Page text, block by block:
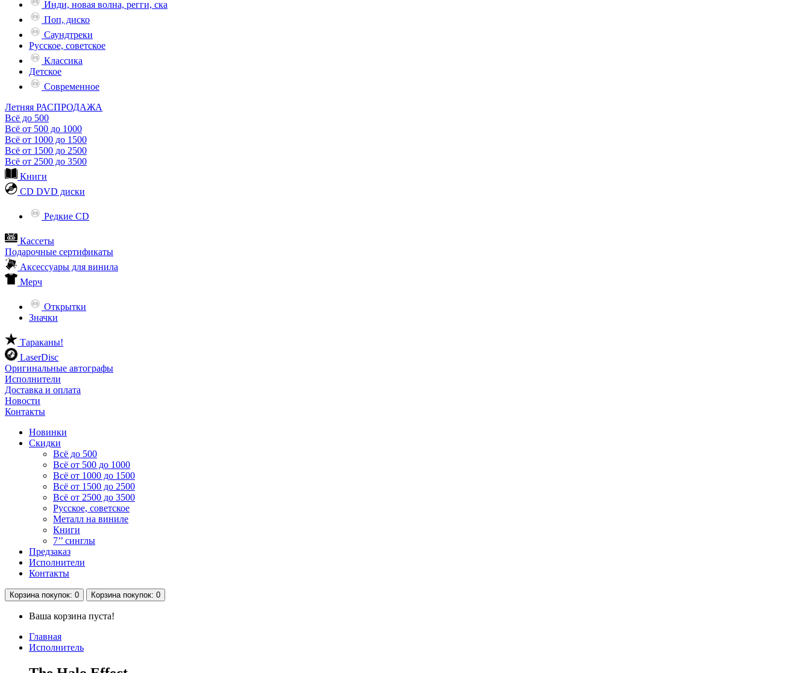
Инди, новая волна, регги, ска
Поп, диско
Саундтреки
Русское, советское
Классика
Детское
Современное
Летняя РАСПРОДАЖА
Всё до 500
Всё от 500 до 1000
Всё от 1000 до 1500
Всё от 1500 до 2500
Всё от 2500 до 3500
Книги
CD DVD диски
Редкие CD
Кассеты
Подарочные сертификаты
Аксессуары для винила
Мерч
Открытки
Значки
Тараканы!
LaserDisc
Оригинальные автографы
Исполнители
Доставка и оплата
Новости
Контакты
Новинки
Скидки
Всё до 500
Всё от 500 до 1000
Всё от 1000 до 1500
Всё от 1500 до 2500
Всё от 2500 до 3500
Русское, советское
Металл на виниле
Книги
7’’ синглы
Предзаказ
Исполнители
Контакты
Корзина покупок: 0 Корзина покупок: 0
Ваша корзина пуста!
Главная
Исполнитель